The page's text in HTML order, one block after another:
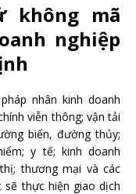
không mã
nghiệp
nhân kinh doanh
viễn thông; vận tải
biển, đường thủy;
y tế; kinh doanh
thương mại và các
thực hiện giao dịch